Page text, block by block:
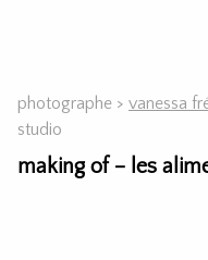
photographe > vanessa
studio
making of – les